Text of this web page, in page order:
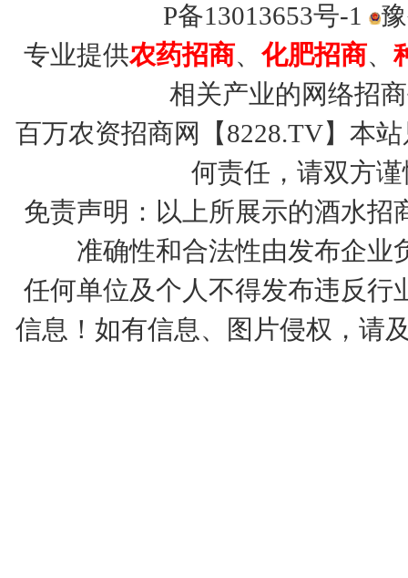
P备13013653号-1
专业提供农药招商、 化肥招商、
相关产业的网络招
百万农资招商网【8228.TV】本
何责任，请双方
免责声明：以上所展示的酒水
准确性和合法性由发布企业
任何单位及个人不得发布违反行
信息！如有信息、图片侵权，请